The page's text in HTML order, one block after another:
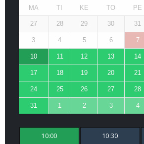
MA TI KE TO PE
27 28 29 30 31
3 4 5 6 7
10 11 12 13 14
17 18 19 20 21
24 25 26 27 28
31 1 2 3 4
10:00 10:30